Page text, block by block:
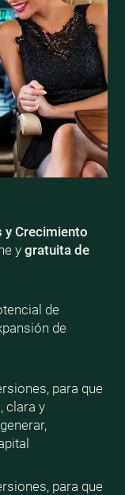
y Crecimiento
ygratuita de
de
de
para que
clara y
para que